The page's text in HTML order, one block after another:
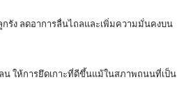
รัง ลดอาการลื่นไถลและเพิ่มความมั่นคงบน
น ให้การยึดเกาะที่ดีขึ้นแม้ในสภาพถนนที่เป็น